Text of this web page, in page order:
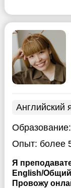
Английский
Образование:
Опыт: более
Я
English/
Провожу